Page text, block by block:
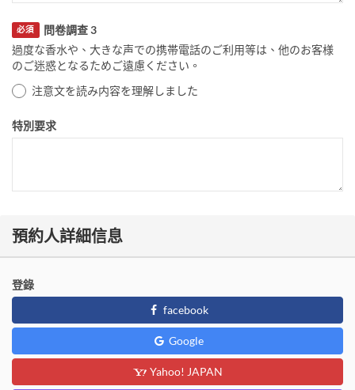
問卷調查 3
必須
過度な香水や、大きな声での携帯電話のご利用等は、他のお客様
のご迷惑となるためご遠慮ください。
注意文を読み内容を理解しました
特別要求
預約人詳細信息
登錄
facebook
Google
Yahoo! JAPAN